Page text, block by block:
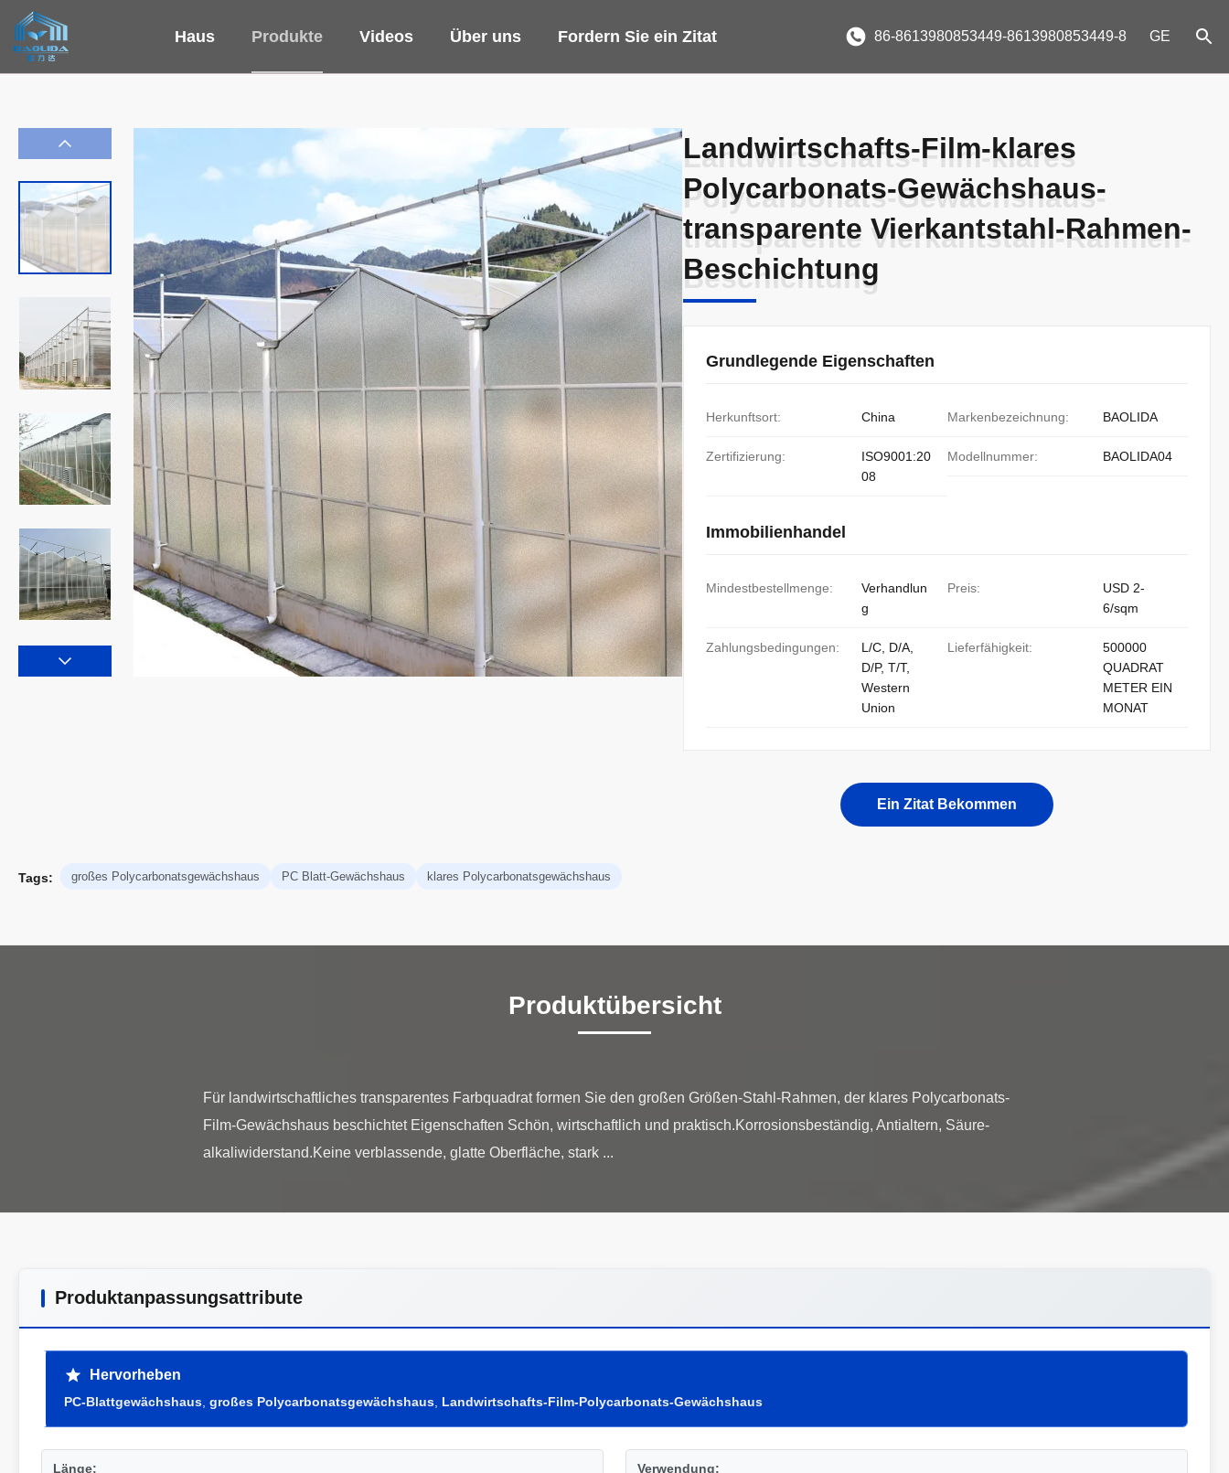
Haus Produkte Videos Über uns Fordern Sie ein Zitat 86-8613980853449-8613980853449-8 GE
Landwirtschafts-Film-klares
Polycarbonats-Gewächshaus-
transparente Vierkantstahl-Rahmen-
Beschichtung
Landwirtschafts-Film-klares
Polycarbonats-Gewächshaus-
transparente Vierkantstahl-Rahmen-
Beschichtung
Grundlegende Eigenschaften
Herkunftsort: China Markenbezeichnung: BAOLIDA
Zertifizierung:
ISO9001:20
08
Modellnummer: BAOLIDA04
Immobilienhandel
Mindestbestellmenge:
Verhandlun
g
Preis:
USD 2-
6/sqm
Zahlungsbedingungen:
L/C, D/A,
D/P, T/T,
Western
Union
Lieferfähigkeit:
500000
QUADRAT
METER EIN
MONAT
Ein Zitat Bekommen
Tags: großes Polycarbonatsgewächshaus PC Blatt-Gewächshaus klares Polycarbonatsgewächshaus
Produktübersicht
Für landwirtschaftliches transparentes Farbquadrat formen Sie den großen Größen-Stahl-Rahmen, der klares Polycarbonats-
Film-Gewächshaus beschichtet Eigenschaften Schön, wirtschaftlich und praktisch.Korrosionsbeständig, Antialtern, Säure-
Produktanpassungsattribute
Hervorheben
PC-Blattgewächshaus großes Polycarbonatsgewächshaus Landwirtschafts-Film-Polycarbonats-Gewächshaus
Länge:
Verwendung: